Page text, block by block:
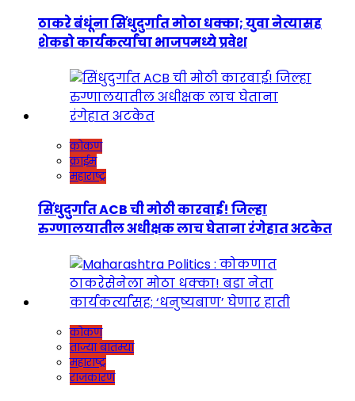
ठाकरे बंधूंना सिंधुदुर्गात मोठा धक्का; युवा नेत्यासह
शेकडो कार्यकर्त्यांचा भाजपमध्ये प्रवेश
कोकण
क्राईम
महाराष्ट्र
सिंधुदुर्गात ACB ची मोठी कारवाई! जिल्हा
रुग्णालयातील अधीक्षक लाच घेताना रंगेहात अटकेत
कोकण
ताज्या बातम्या
महाराष्ट्र
राजकारण